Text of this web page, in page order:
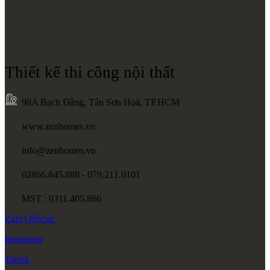
Thiết kế thi công nội thất
98A Bạch Đằng, Tân Sơn Hoà, TP.HCM
www.zenhomes.vn
info@zenhomes.vn
02866.845.888 - 079.211.0101
MST : 0311.405.866
Zalo Official
Instagram
Tiktok